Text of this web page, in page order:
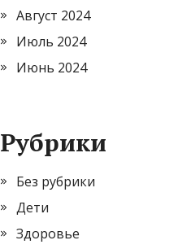
Август 2024
Июль 2024
Июнь 2024
Рубрики
Без рубрики
Дети
Здоровье